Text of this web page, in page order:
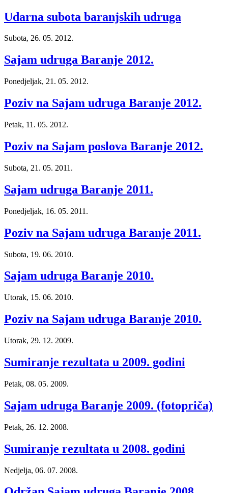
Udarna subota baranjskih udruga
Subota, 26. 05. 2012.
Sajam udruga Baranje 2012.
Ponedjeljak, 21. 05. 2012.
Poziv na Sajam udruga Baranje 2012.
Petak, 11. 05. 2012.
Poziv na Sajam poslova Baranje 2012.
Subota, 21. 05. 2011.
Sajam udruga Baranje 2011.
Ponedjeljak, 16. 05. 2011.
Poziv na Sajam udruga Baranje 2011.
Subota, 19. 06. 2010.
Sajam udruga Baranje 2010.
Utorak, 15. 06. 2010.
Poziv na Sajam udruga Baranje 2010.
Utorak, 29. 12. 2009.
Sumiranje rezultata u 2009. godini
Petak, 08. 05. 2009.
Sajam udruga Baranje 2009. (fotopriča)
Petak, 26. 12. 2008.
Sumiranje rezultata u 2008. godini
Nedjelja, 06. 07. 2008.